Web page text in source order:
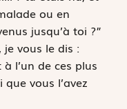
ou en
jusqu’à toi ?”
vous le dis :
l’un de ces plus
vous l’avez